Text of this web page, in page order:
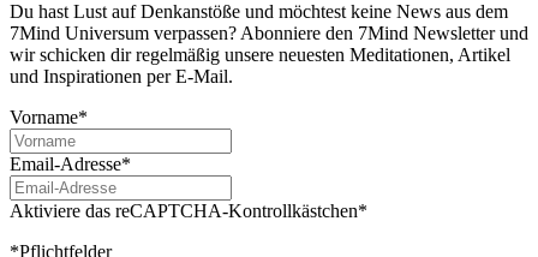
Du hast Lust auf Denkanstöße und möchtest keine News aus dem
7Mind Universum verpassen? Abon­niere den 7Mind News­let­ter und
wir schicken dir regelmäßig unsere neuesten Meditationen, Artikel
und Inspirationen per E-Mail.
Vorname*
Email-Adresse*
Aktiviere das reCAPTCHA-Kontrollkästchen*
*Pflichtfelder